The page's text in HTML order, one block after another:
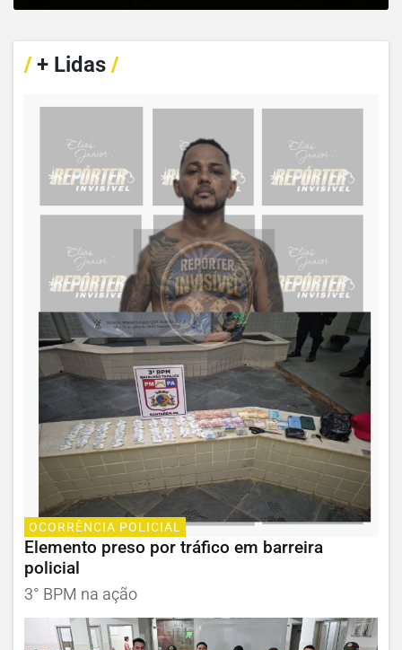
/+ Lidas /
OCORRÊNCIA POLICIAL
Elemento preso por tráfico em barreira
policial
3° BPM na ação